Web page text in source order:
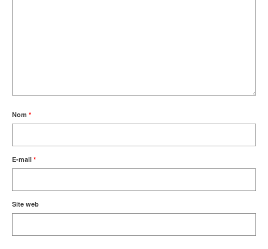
Nom *
E-mail *
Site web